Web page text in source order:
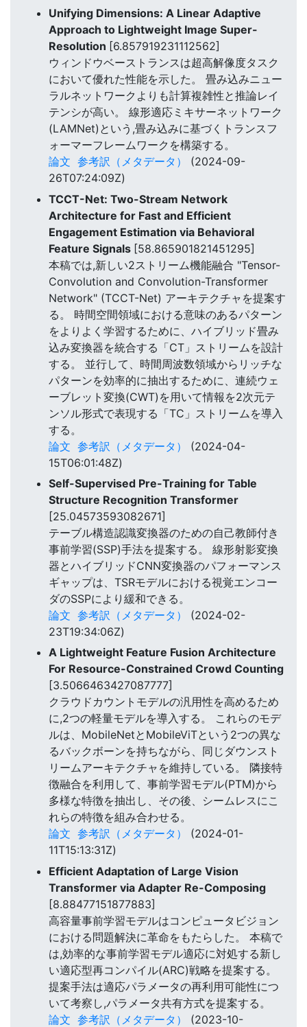
Unifying Dimensions: A Linear Adaptive
Approach to Lightweight Image Super-
Resolution [6.857919231112562]
ウィンドウベーストランスは超高解像度タスク
において優れた性能を示した。 畳み込みニュー
ラルネットワークよりも計算複雑性と推論レイ
テンシが高い。 線形適応ミキサーネットワーク
(LAMNet)という,畳み込みに基づくトランスフ
ォーマーフレームワークを構築する。
論文 参考訳（メタデータ）
(2024-09-
26T07:24:09Z)
TCCT-Net: Two-Stream Network
Architecture for Fast and Efficient
Engagement Estimation via Behavioral
Feature Signals [58.865901821451295]
本稿では,新しい2ストリーム機能融合 "Tensor-
Convolution and Convolution-Transformer
Network" (TCCT-Net) アーキテクチャを提案す
る。 時間空間領域における意味のあるパターン
をよりよく学習するために、ハイブリッド畳み
込み変換器を統合する「CT」ストリームを設計
する。 並行して、時間周波数領域からリッチな
パターンを効率的に抽出するために、連続ウェ
ーブレット変換(CWT)を用いて情報を2次元テ
ンソル形式で表現する「TC」ストリームを導入
する。
論文 参考訳（メタデータ）
(2024-04-
15T06:01:48Z)
Self-Supervised Pre-Training for Table
Structure Recognition Transformer
[25.04573593082671]
テーブル構造認識変換器のための自己教師付き
事前学習(SSP)手法を提案する。 線形射影変換
器とハイブリッドCNN変換器のパフォーマンス
ギャップは、TSRモデルにおける視覚エンコー
ダのSSPにより緩和できる。
論文 参考訳（メタデータ）
(2024-02-
23T19:34:06Z)
A Lightweight Feature Fusion Architecture
For Resource-Constrained Crowd Counting
[3.5066463427087777]
クラウドカウントモデルの汎用性を高めるため
に,2つの軽量モデルを導入する。 これらのモデ
ルは、MobileNetとMobileViTという2つの異な
るバックボーンを持ちながら、同じダウンスト
リームアーキテクチャを維持している。 隣接特
徴融合を利用して、事前学習モデル(PTM)から
多様な特徴を抽出し、その後、シームレスにこ
れらの特徴を組み合わせる。
論文 参考訳（メタデータ）
(2024-01-
11T15:13:31Z)
Efficient Adaptation of Large Vision
Transformer via Adapter Re-Composing
[8.88477151877883]
高容量事前学習モデルはコンピュータビジョン
における問題解決に革命をもたらした。 本稿で
は,効率的な事前学習モデル適応に対処する新し
い適応型再コンパイル(ARC)戦略を提案する。
提案手法は適応パラメータの再利用可能性につ
いて考察し,パラメータ共有方式を提案する。
論文 参考訳（メタデータ）
(2023-10-